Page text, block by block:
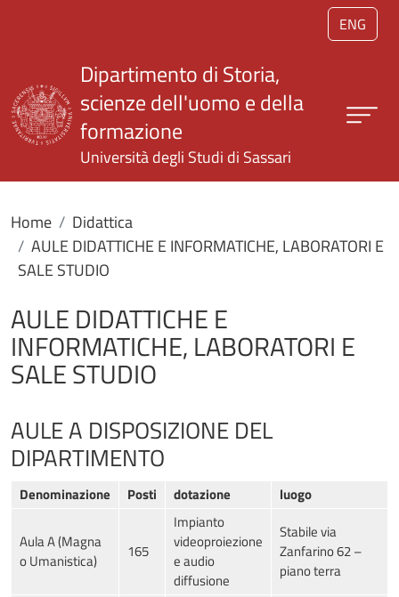
Salta al contenuto principale
ENG
Dipartimento di Storia,
scienze dell'uomo e della
formazione
Università degli Studi di Sassari
Home
Didattica
AULE DIDATTICHE E INFORMATICHE, LABORATORI E
SALE STUDIO
AULE DIDATTICHE E
INFORMATICHE, LABORATORI E
SALE STUDIO
AULE A DISPOSIZIONE DEL
DIPARTIMENTO
Denominazione Posti dotazione luogo
Aula A (Magna
o Umanistica)
165
Impianto
videoproiezione
e audio
diffusione
Stabile via
Zanfarino 62 –
piano terra